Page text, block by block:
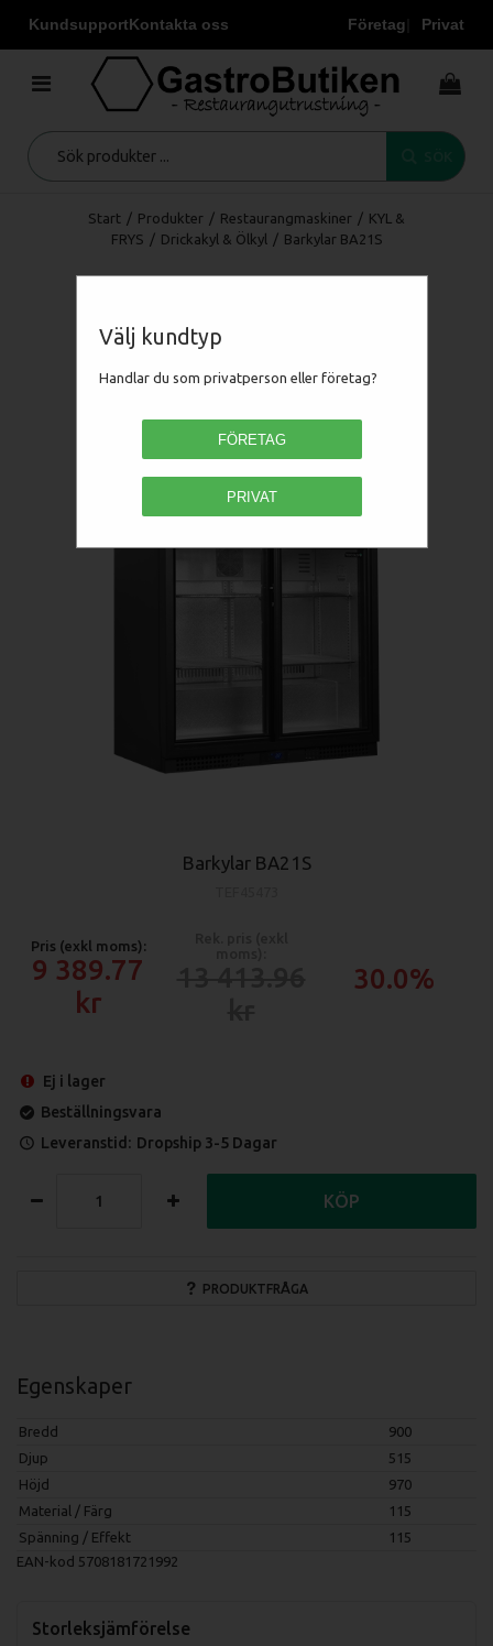
KundsupportKontakta oss Företag Privat
Välj kundtyp
Handlar du som privatperson eller företag?
FÖRETAG
PRIVAT
Start / Produkter / Restaurangmaskiner / KYL &
FRYS / Drickakyl & Ölkyl / Barkylar BA21S
Barkylar BA21S
Pris (exkl moms):
9 389.77 30.0%
Ej i lager
Beställningsvara
Leveranstid: Dropship 3-5 Dagar
PRODUKTFRÅGA
KÖP
Egenskaper
Bredd
900
Djup
515
Höjd
970
Material / Färg
115
Spänning / Effekt
115
EAN-kod 5708181721992
Storleksjämförelse